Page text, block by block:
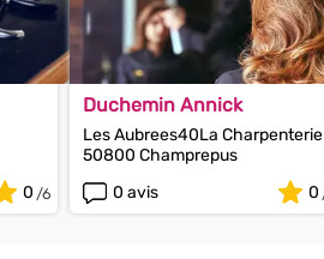
0
Duchemin Annick
Les Aubrees40La Charpenterie
50800 Champrepus
0 avis
0